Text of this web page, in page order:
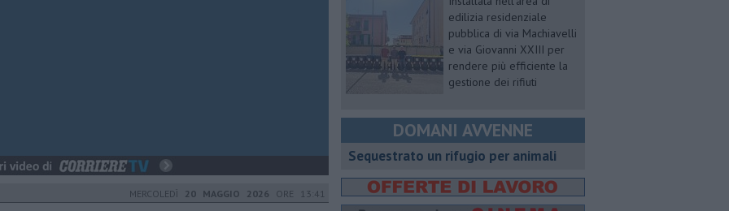
MERCOLEDÌ 20 MAGGIO 2026 ORE 13:41
edilizia residenziale
pubblica di via Machiavelli
e via Giovanni XXIII per
rendere più efficiente la
gestione dei rifiuti
DOMANI AVVENNE
Sequestrato un rifugio per animali